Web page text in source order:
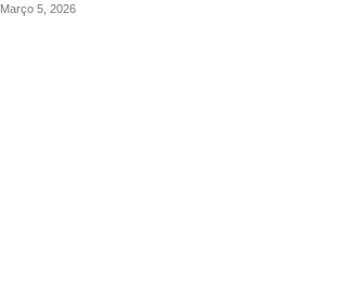
Março 5, 2026